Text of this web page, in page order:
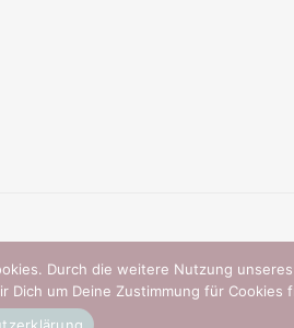
Durch die weitere Nutzung
um Deine Zustimmung für Cookies